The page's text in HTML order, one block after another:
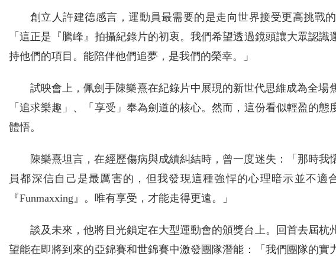
創立人許建德感言，運動員最需要的是走向世界接受更高挑戰
「這正是『騰峰』拍攝紀錄片的初衷。我們希望透過鏡頭讓大眾認
持他們的項目。能陪伴他們追夢，是我們的榮幸。」
試映會上，佩劍手陳樂熹在紀錄片中展現的新世代思維成為全場
「追求樂趣」、「享受」奉為劍道的核心。然而，這份看似輕盈的
體悟。
陳樂熹坦言，在經歷傷病與成績糾結時，曾一度迷失：「那時
員都深信自己是最厲害的，但我發現這種強悍的心理暗示並不適
『Funmaxxing』。唯有享受，才能走得更遠。」
談及未來，他將目光鎖定在大型運動會的頒獎台上。回首去屆杭
望能在即將到來的亞錦賽和世錦賽中激發團隊潛能：「我們團隊的實